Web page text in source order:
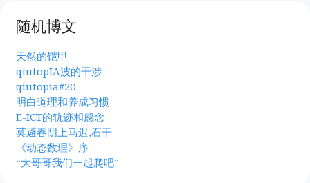
随机博文
天然的铠甲
qiutopIA波的干涉
qiutopia#20
明白道理和养成习惯
E-ICT的轨迹和感念
莫避春阴上马迟,石干
《动态数理》序
“大哥哥我们一起爬吧”